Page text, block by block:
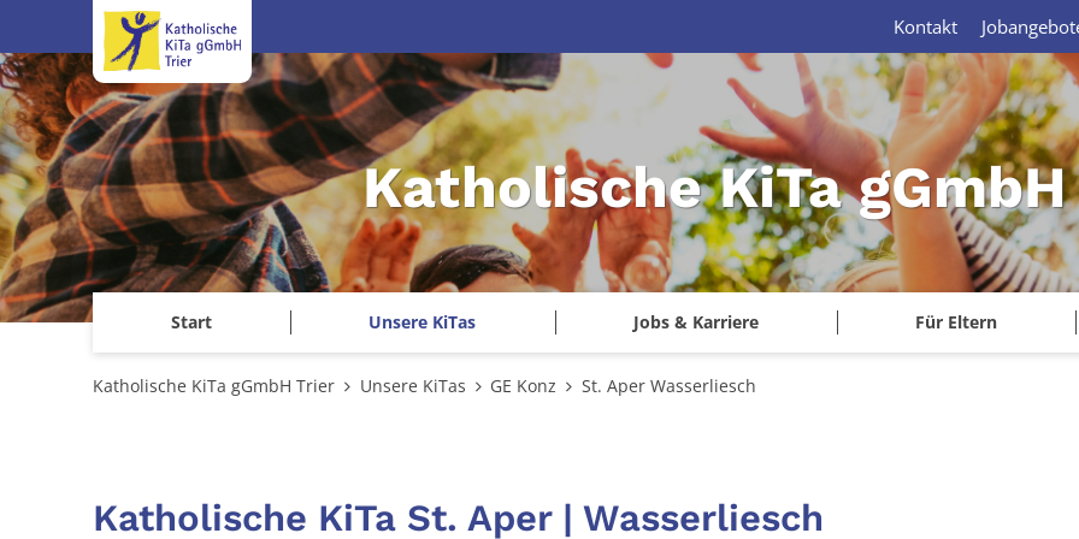
Zum Inhalt springen
Katholische KiTa
Start Unsere KiTas Jobs & Karriere Für Eltern
Kontakt
Katholische KiTa gGmbH Trier Unsere KiTas GE Konz St. Aper Wasserliesch
Katholische KiTa St. Aper | Wasserliesch